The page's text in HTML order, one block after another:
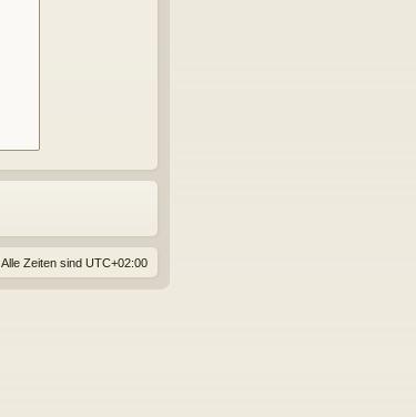
Alle Zeiten sind UTC+02:00